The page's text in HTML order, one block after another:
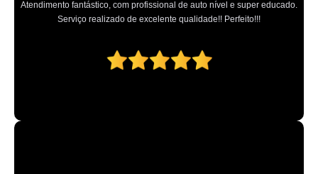
Atendimento fantástico, com profissional de auto nível e super educado.
Serviço realizado de excelente qualidade!! Perfeito!!!